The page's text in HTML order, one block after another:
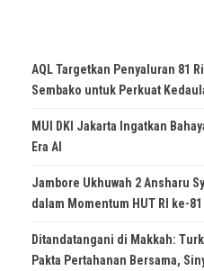
AQL Targetkan Penyaluran 81
Sembako untuk Perkuat
MUI DKI Jakarta Ingatkan
Era AI
Jambore Ukhuwah 2 Ansharu
dalam Momentum HUT RI ke-81
Ditandatangani di Makkah:
Pakta Pertahanan Bersama,